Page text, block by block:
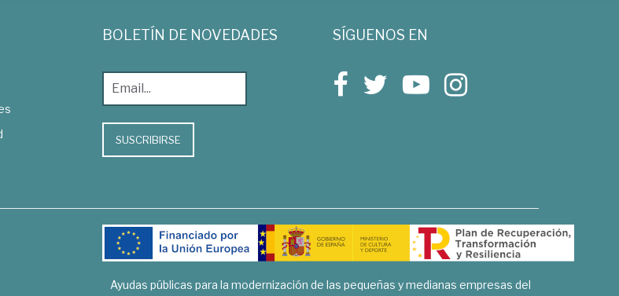
BOLETÍN DE NOVEDADES
SUSCRIBIRSE
SÍGUENOS EN
Ayudas públicas para la modernización de las pequeñas y medianas empresas del